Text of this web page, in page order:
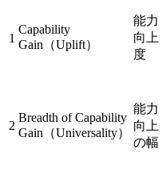
1
Capability
Gain（Uplift）
能力
向上
度
2
Breadth of Capability
Gain（Universality）
能力
向上
の幅